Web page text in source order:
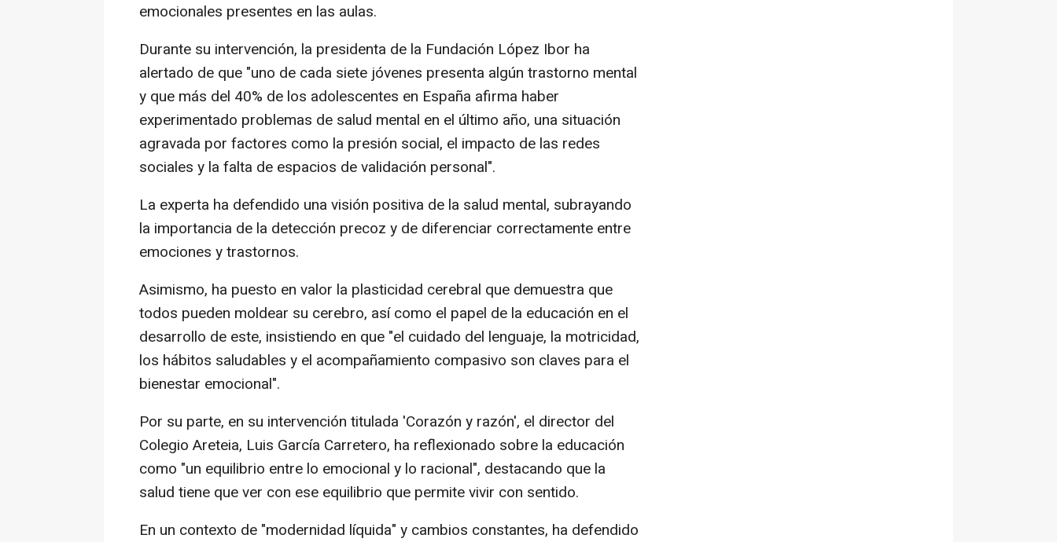
emocionales presentes en las aulas.
Durante su intervención, la presidenta de la Fundación López Ibor ha
alertado de que "uno de cada siete jóvenes presenta algún trastorno mental
y que más del 40% de los adolescentes en España afirma haber
experimentado problemas de salud mental en el último año, una situación
agravada por factores como la presión social, el impacto de las redes
sociales y la falta de espacios de validación personal".
La experta ha defendido una visión positiva de la salud mental, subrayando
la importancia de la detección precoz y de diferenciar correctamente entre
emociones y trastornos.
Asimismo, ha puesto en valor la plasticidad cerebral que demuestra que
todos pueden moldear su cerebro, así como el papel de la educación en el
desarrollo de este, insistiendo en que "el cuidado del lenguaje, la motricidad,
los hábitos saludables y el acompañamiento compasivo son claves para el
bienestar emocional".
Por su parte, en su intervención titulada 'Corazón y razón', el director del
Colegio Areteia, Luis García Carretero, ha reflexionado sobre la educación
como "un equilibrio entre lo emocional y lo racional", destacando que la
salud tiene que ver con ese equilibrio que permite vivir con sentido.
En un contexto de "modernidad líquida" y cambios constantes, ha defendido